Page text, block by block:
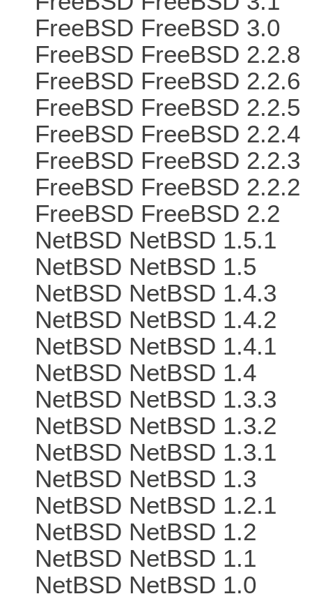
FreeBSD FreeBSD 3.0
FreeBSD FreeBSD 2.2.8
FreeBSD FreeBSD 2.2.6
FreeBSD FreeBSD 2.2.5
FreeBSD FreeBSD 2.2.4
FreeBSD FreeBSD 2.2.3
FreeBSD FreeBSD 2.2.2
FreeBSD FreeBSD 2.2
NetBSD NetBSD 1.5.1
NetBSD NetBSD 1.5
NetBSD NetBSD 1.4.3
NetBSD NetBSD 1.4.2
NetBSD NetBSD 1.4.1
NetBSD NetBSD 1.4
NetBSD NetBSD 1.3.3
NetBSD NetBSD 1.3.2
NetBSD NetBSD 1.3.1
NetBSD NetBSD 1.3
NetBSD NetBSD 1.2.1
NetBSD NetBSD 1.2
NetBSD NetBSD 1.1
NetBSD NetBSD 1.0